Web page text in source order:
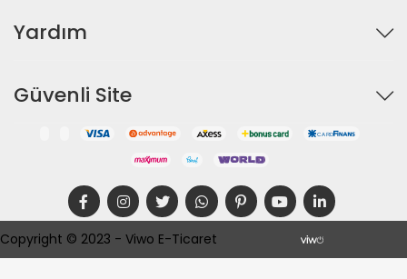
Yardım
Güvenli Site
Copyright © 2023 - Viwo E-Ticaret